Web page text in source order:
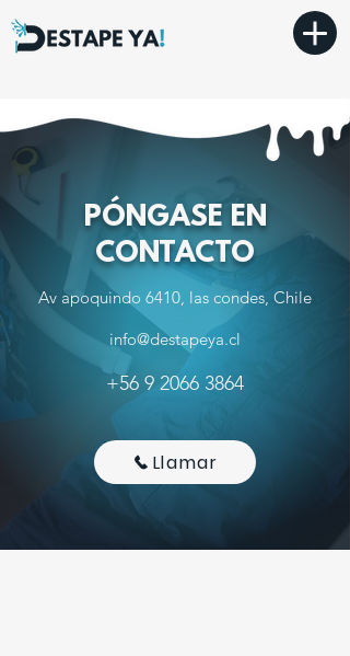
PÓNGASE EN
CONTACTO
Av apoquindo 6410, las condes, Chile
info@destapeya.cl
+56 9 2066 3864
Llamar